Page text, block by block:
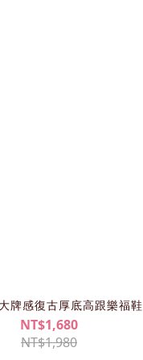
牌感復古厚底高跟樂福鞋
NT$1,680
NT$1,980